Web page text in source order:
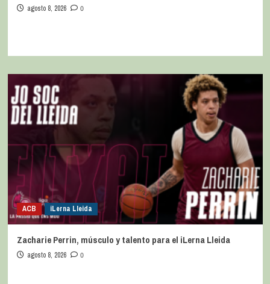
agosto 8, 2026 0
ACB iLerna Lleida
Zacharie Perrin, músculo y talento para el iLerna Lleida
agosto 8, 2026 0